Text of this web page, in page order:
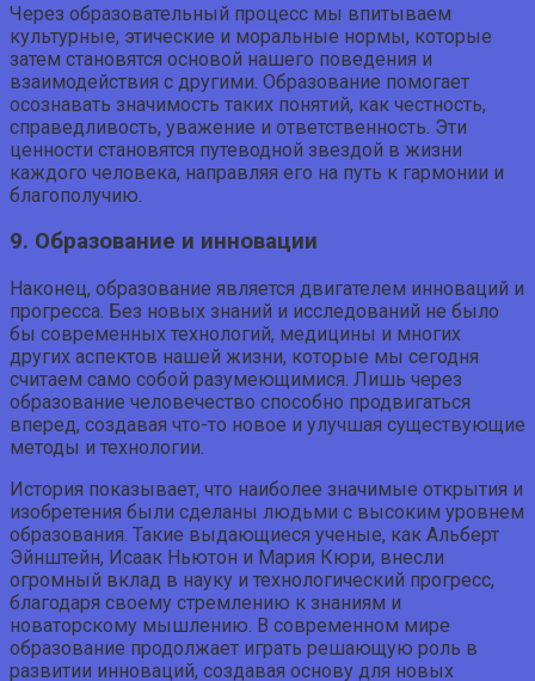
Через образовательный процесс мы впитываем
культурные, этические и моральные нормы, которые
затем становятся основой нашего поведения и
взаимодействия с другими. Образование помогает
осознавать значимость таких понятий, как честность,
справедливость, уважение и ответственность. Эти
ценности становятся путеводной звездой в жизни
каждого человека, направляя его на путь к гармонии и
благополучию.
9. Образование и инновации
Наконец, образование является двигателем инноваций и
прогресса. Без новых знаний и исследований не было
бы современных технологий, медицины и многих
других аспектов нашей жизни, которые мы сегодня
считаем само собой разумеющимися. Лишь через
образование человечество способно продвигаться
вперед, создавая что-то новое и улучшая существующие
методы и технологии.
История показывает, что наиболее значимые открытия и
изобретения были сделаны людьми с высоким уровнем
образования. Такие выдающиеся ученые, как Альберт
Эйнштейн, Исаак Ньютон и Мария Кюри, внесли
огромный вклад в науку и технологический прогресс,
благодаря своему стремлению к знаниям и
новаторскому мышлению. В современном мире
образование продолжает играть решающую роль в
развитии инноваций, создавая основу для новых